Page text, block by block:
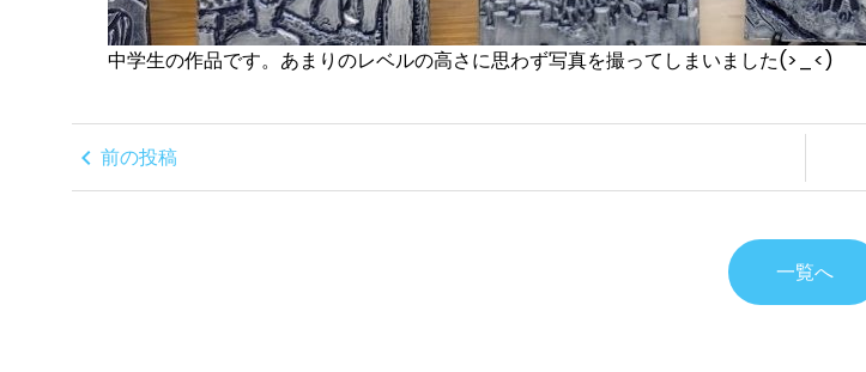
中学生の作品です。あまりのレベルの高さに思わず写真を撮ってしまいました(>_<)
chevron_left 前の投稿
一覧へ